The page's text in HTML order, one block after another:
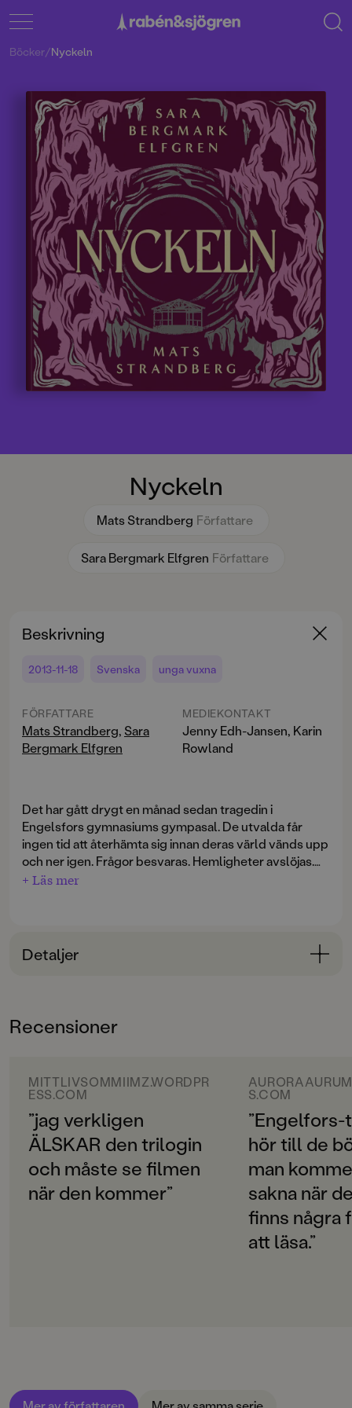
Nyckeln
Mats Strandberg Författare
Sara Bergmark Elfgren Författare
Böcker/Nyckeln
Beskrivning
2013-11-18 Svenska unga vuxna
FÖRFATTARE
Mats Strandberg, Sara
Bergmark Elfgren
MEDIEKONTAKT
Jenny Edh-Jansen, Karin
Rowland
Det har gått drygt en månad sedan tragedin i
Engelsfors gymnasiums gympasal. De utvalda får
ingen tid att återhämta sig innan deras värld vänds upp
och ner igen. Frågor besvaras. Hemligheter avslöjas.
Lojaliteter prövas. Tiden håller på att rinna ut och till
+ Läs mer
Detaljer
unga vuxna
Svenska
SPRÅK
Svenska
SERIE
Produktdetaljer
Recensioner
MITTLIVSOMMIIMZ.WORDPR
ESS.COM
”jag verkligen
ÄLSKAR den trilogin
och måste se filmen
när den kommer”
S.COM
hör till de
man
sakna när
finns några
att läsa.”